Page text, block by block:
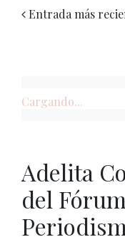
Entrada más
Cargando...
Adelita
del